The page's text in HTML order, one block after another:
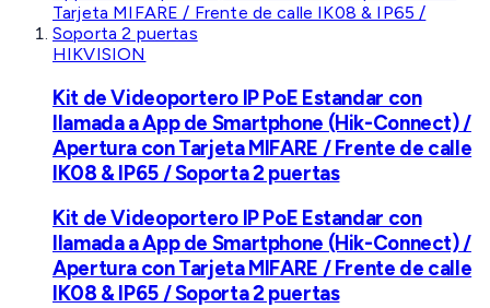
HIKVISION
Kit de Videoportero IP PoE Estandar con
llamada a App de Smartphone (Hik-Connect) /
Apertura con Tarjeta MIFARE / Frente de calle
IK08 & IP65 / Soporta 2 puertas
Kit de Videoportero IP PoE Estandar con
llamada a App de Smartphone (Hik-Connect) /
Apertura con Tarjeta MIFARE / Frente de calle
IK08 & IP65 / Soporta 2 puertas